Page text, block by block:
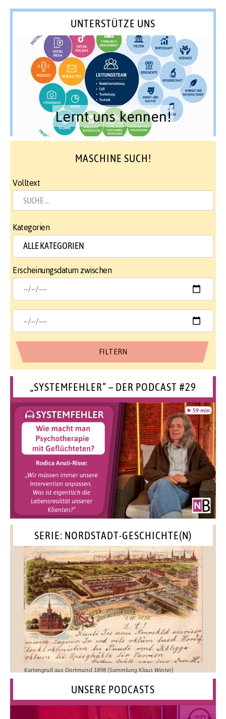
UNTERSTÜTZE UNS
Lernt uns kennen!
MASCHINE SUCH!
Volltext
Kategorien
Erscheinungsdatum zwischen
„SYSTEMFEHLER“ – DER PODCAST #29
SERIE: NORDSTADT-GESCHICHTE(N)
Kartengruß aus Dortmund 1898 (Sammlung Klaus Winter)
UNSERE PODCASTS